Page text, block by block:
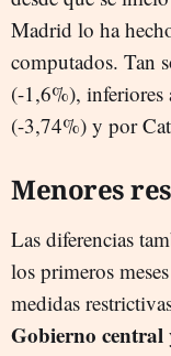
Madrid lo ha
computados. Tan
(-1,6%), inferiores
(-3,74%) y por
Menores
Las diferencias
los primeros
medidas
Gobierno central